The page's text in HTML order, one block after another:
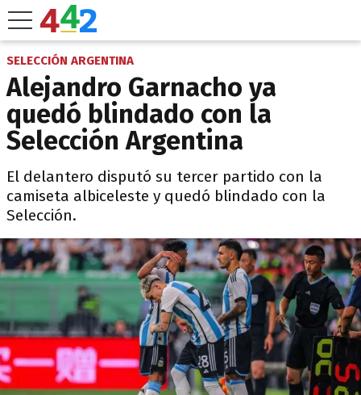
SELECCIÓN ARGENTINA
Alejandro Garnacho ya
quedó blindado con la
Selección Argentina
El delantero disputó su tercer partido con la
camiseta albiceleste y quedó blindado con la
Selección.